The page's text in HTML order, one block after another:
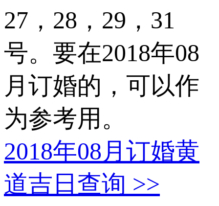
27，28，29，31
号。要在2018年08
月订婚的，可以作
为参考用。
2018年08月订婚黄
道吉日查询 >>